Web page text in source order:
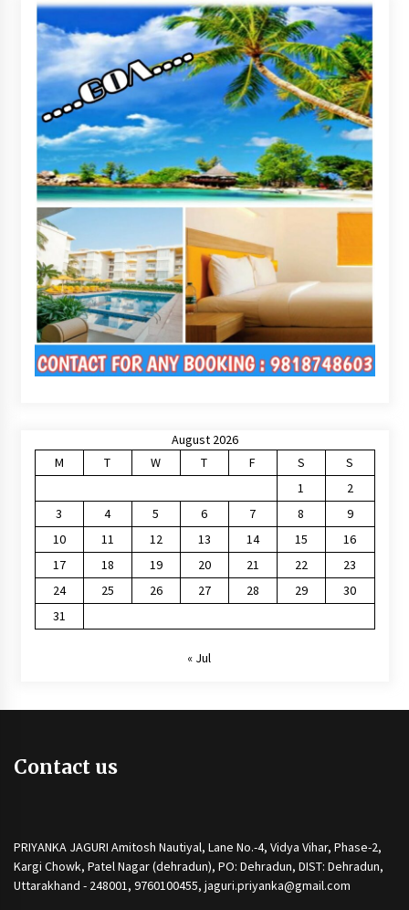
August 2026
M
T W T F S
S
1
2
3
4 5 6 7 8
9
10
11 12 13 14 15
16
17
18 19 20 21 22
23
24
25 26 27 28 29
30
31
« Jul
Contact us
PRIYANKA JAGURI Amitosh Nautiyal, Lane No.-4, Vidya Vihar, Phase-2,
Kargi Chowk, Patel Nagar (dehradun), PO: Dehradun, DIST: Dehradun,
Uttarakhand - 248001, 9760100455, jaguri.priyanka@gmail.com